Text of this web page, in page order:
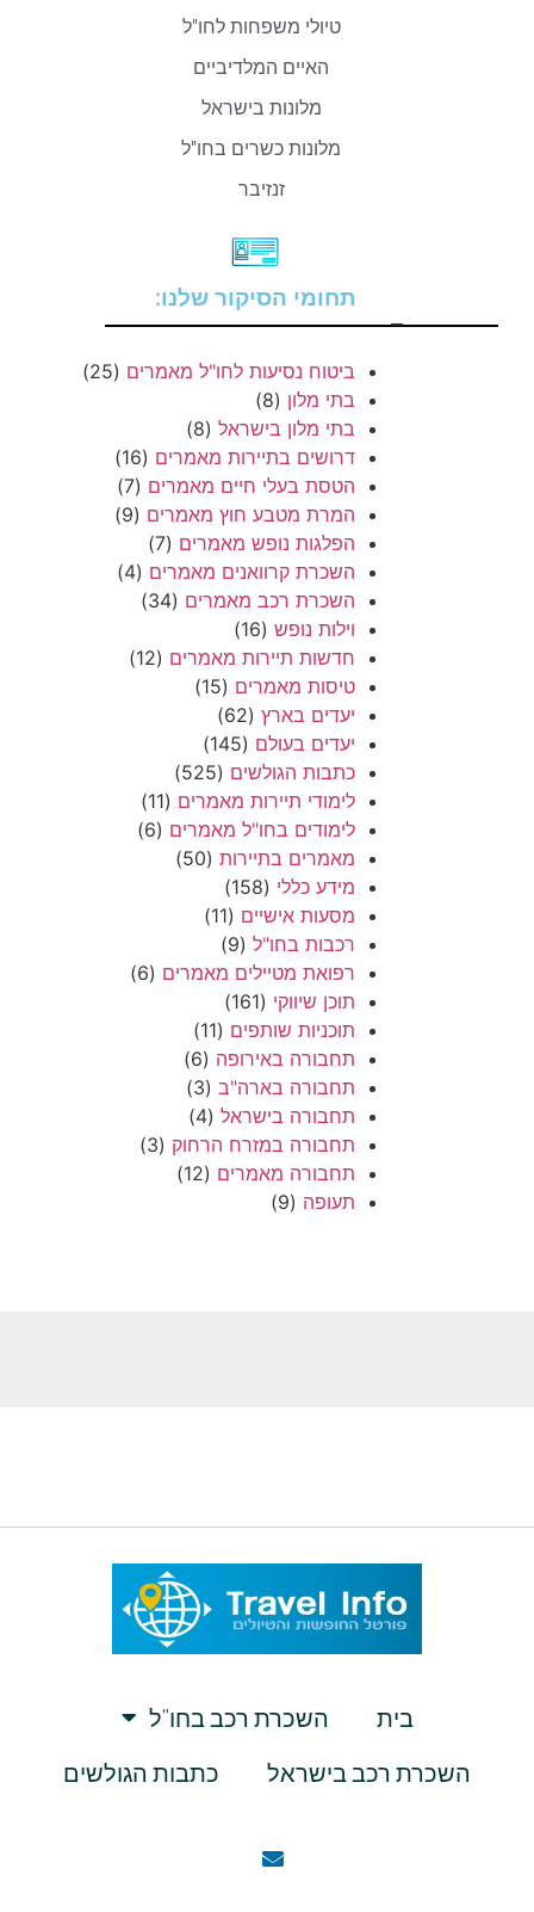
טיולי משפחות לחו"ל
האיים המלדיביים
מלונות בישראל
מלונות כשרים בחו"ל
זנזיבר
תחומי הסיקור שלנו:
–
ביטוח נסיעות לחו"ל מאמרים (25)
בתי מלון (8)
בתי מלון בישראל (8)
דרושים בתיירות מאמרים (16)
הטסת בעלי חיים מאמרים (7)
המרת מטבע חוץ מאמרים (9)
הפלגות נופש מאמרים (7)
השכרת קרוואנים מאמרים (4)
השכרת רכב מאמרים (34)
וילות נופש (16)
חדשות תיירות מאמרים (12)
טיסות מאמרים (15)
יעדים בארץ (62)
יעדים בעולם (145)
כתבות הגולשים (525)
לימודי תיירות מאמרים (11)
לימודים בחו"ל מאמרים (6)
מאמרים בתיירות (50)
מידע כללי (158)
מסעות אישיים (11)
רכבות בחו"ל (9)
רפואת מטיילים מאמרים (6)
תוכן שיווקי (161)
תוכניות שותפים (11)
תחבורה באירופה (6)
תחבורה בארה"ב (3)
תחבורה בישראל (4)
תחבורה במזרח הרחוק (3)
תחבורה מאמרים (12)
תעופה (9)
בית
השכרת רכב בחו”ל
השכרת רכב בישראל
כתבות הגולשים